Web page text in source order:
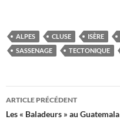
ALPES CLUSE ISÈRE
SASSENAGE
TECTONIQUE
Navigation
des
ARTICLE PRÉCÉDENT
Les « Baladeurs » au Guatemala